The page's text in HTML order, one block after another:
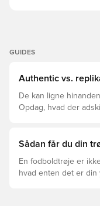
GUIDES
Authentic vs.
De kan ligne
Opdag, hvad der
Sådan får du din
En fodboldtrøje er
hvad enten det er